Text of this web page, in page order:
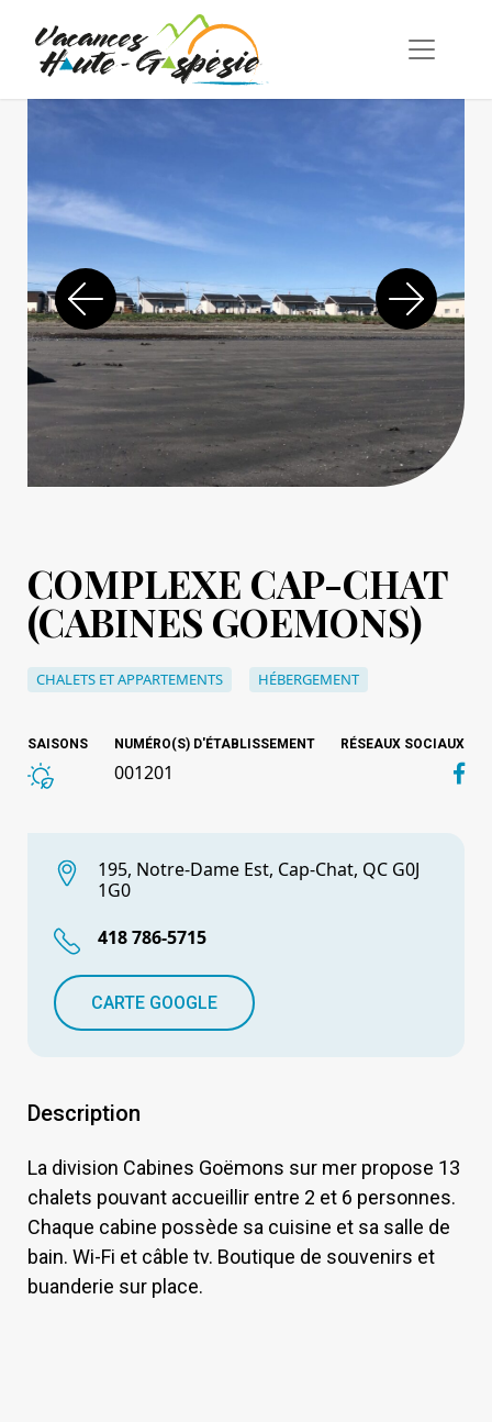
COMPLEXE CAP-CHAT
(CABINES GOEMONS)
CHALETS ET APPARTEMENTS HÉBERGEMENT
SAISONS NUMÉRO(S) D'ÉTABLISSEMENT
001201
RÉSEAUX SOCIAUX
195, Notre-Dame Est, Cap-Chat, QC G0J
1G0
418 786-5715
CARTE GOOGLE
Description
La division Cabines Goëmons sur mer propose 13
chalets pouvant accueillir entre 2 et 6 personnes.
Chaque cabine possède sa cuisine et sa salle de
bain. Wi-Fi et câble tv. Boutique de souvenirs et
buanderie sur place.